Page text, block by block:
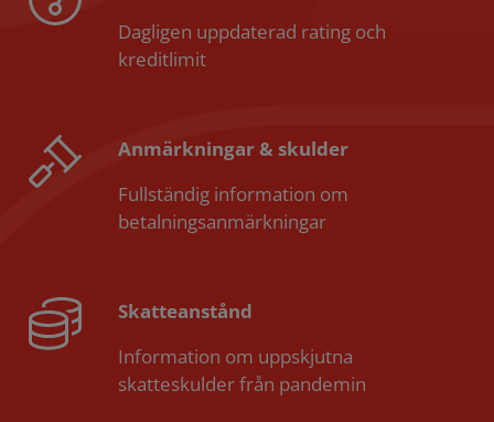
Dagligen uppdaterad rating och
kreditlimit
Anmärkningar & skulder
Fullständig information om
betalningsanmärkningar
Skatteanstånd
Information om uppskjutna
skatteskulder från pandemin